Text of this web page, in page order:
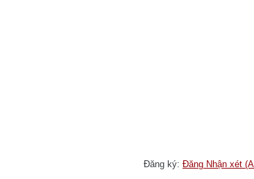
Đăng ký: Đăng Nhận xét